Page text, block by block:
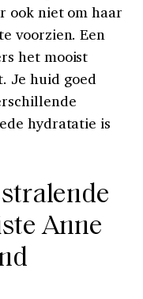
ook niet om haar
voorzien. Een
het mooist
Je huid goed
hydratatie is
Anne